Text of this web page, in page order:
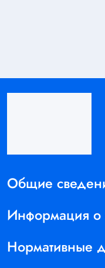
Общие
Информация
Нормативные